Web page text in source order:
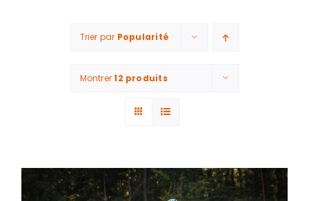
Trier par Popularité
Montrer12 produits